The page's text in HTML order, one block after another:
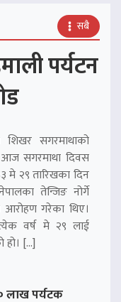
सबै
पर्यटन
शिखर सगरमाथाको
सगरमाथा दिवस
मे २९ तारिखका दिन
तेन्जिङ नोर्गे
गरेका थिए।
वर्ष मे २९ लाई
हो। […]
लाख पर्यटक